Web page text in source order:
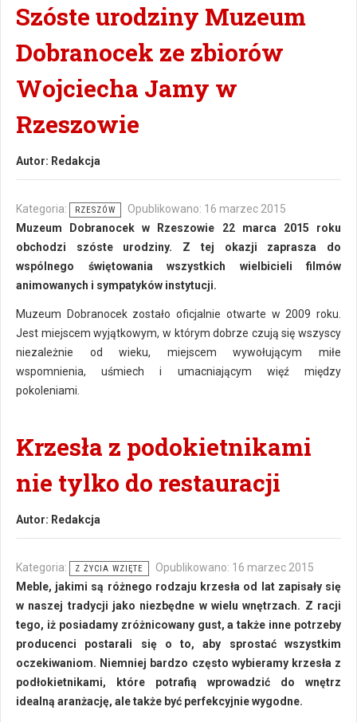
Szóste urodziny Muzeum
Dobranocek ze zbiorów
Wojciecha Jamy w
Rzeszowie
Autor: Redakcja
Kategoria: RZESZÓW
Opublikowano: 16 marzec 2015
Muzeum Dobranocek w Rzeszowie 22 marca 2015 roku
obchodzi szóste urodziny. Z tej okazji zaprasza do
wspólnego świętowania wszystkich wielbicieli filmów
animowanych i sympatyków instytucji.
Muzeum Dobranocek zostało oficjalnie otwarte w 2009 roku.
Jest miejscem wyjątkowym, w którym dobrze czują się wszyscy
niezależnie od wieku, miejscem wywołującym miłe
wspomnienia, uśmiech i umacniającym więź między
pokoleniami.
Krzesła z podokietnikami
nie tylko do restauracji
Autor: Redakcja
Kategoria: Z ŻYCIA WZIĘTE
Opublikowano: 16 marzec 2015
Meble, jakimi są różnego rodzaju krzesła od lat zapisały się
w naszej tradycji jako niezbędne w wielu wnętrzach. Z racji
tego, iż posiadamy zróżnicowany gust, a także inne potrzeby
producenci postarali się o to, aby sprostać wszystkim
oczekiwaniom. Niemniej bardzo często wybieramy krzesła z
podłokietnikami, które potrafią wprowadzić do wnętrz
idealną aranżację, ale także być perfekcyjnie wygodne.